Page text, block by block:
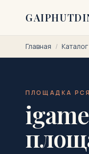
Главная /
ПЛОЩАДКА РСЯ